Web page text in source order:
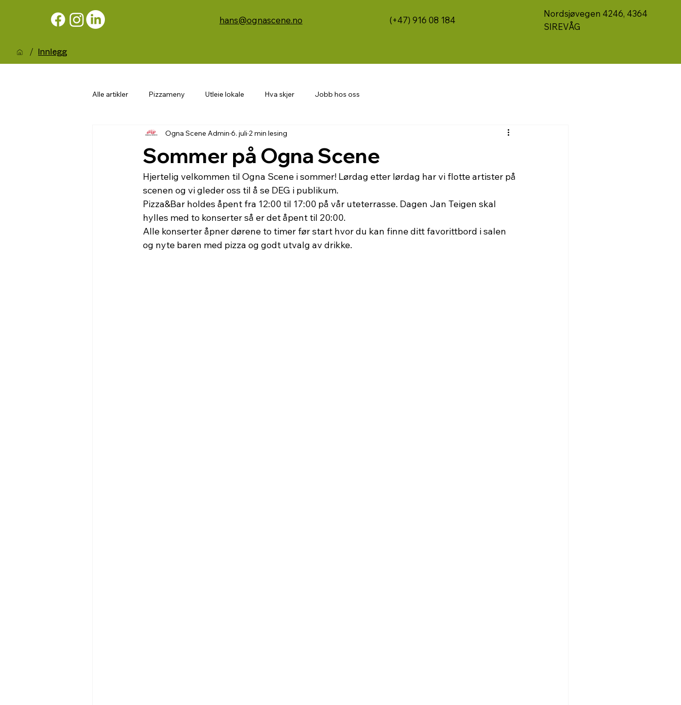
hans@ognascene.no (+47) 916 08 184
Nordsjøvegen 4246, 4364
SIREVÅG
/ Innlegg
Alle artikler Pizzameny Utleie lokale Hva skjer Jobb hos oss
Sommer på Ogna Scene
Ogna Scene Admin 6. juli 2 min lesing
Hjertelig velkommen til Ogna Scene i sommer! Lørdag etter lørdag har vi flotte artister på
scenen og vi gleder oss til å se DEG i publikum.
Pizza&Bar holdes åpent fra 12:00 til 17:00 på vår uteterrasse. Dagen Jan Teigen skal
hylles med to konserter så er det åpent til 20:00.
Alle konserter åpner dørene to timer før start hvor du kan finne ditt favorittbord i salen
og nyte baren med pizza og godt utvalg av drikke.